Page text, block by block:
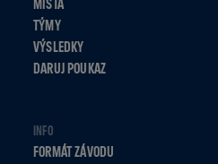
MÍSTA
TÝMY
VÝSLEDKY
DARUJ POUKAZ
INFO
FORMÁT ZÁVODU